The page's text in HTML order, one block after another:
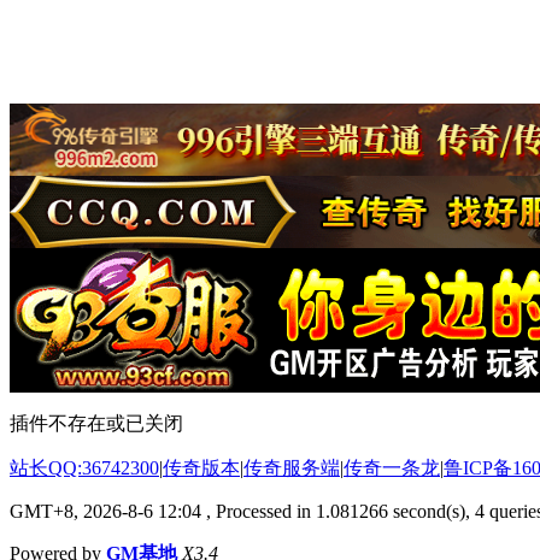
插件不存在或已关闭
站长QQ:36742300|传奇版本|传奇服务端|传奇一条龙|鲁ICP备
GMT+8, 2026-8-6 12:04 , Processed in 1.081266 second(s), 4
Powered by GM基地 X3.4